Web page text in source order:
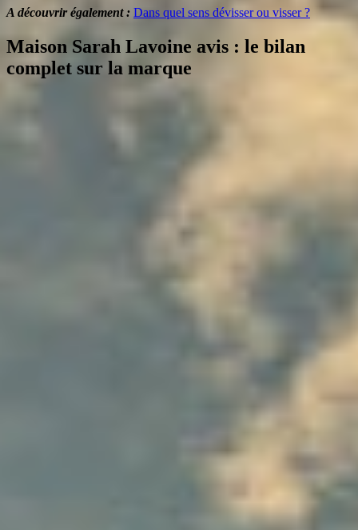
A découvrir également : Dans quel sens dévisser ou visser ?
Maison Sarah Lavoine avis : le bilan
complet sur la marque